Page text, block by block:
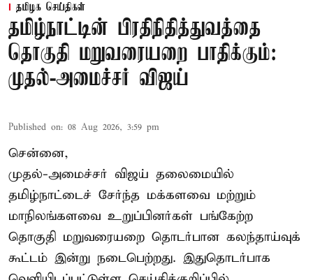
தமிழக செய்திகள்
தமிழ்நாட்டின் பிரதிநிதித்துவத்தை
தொகுதி மறுவரையறை பாதிக்கும்:
முதல்-அமைச்சர் விஜய்
Published on: 08 Aug 2026, 3:59 pm
சென்னை,
முதல்-அமைச்சர் விஜய் தலைமையில்
தமிழ்நாட்டைச் சேர்ந்த மக்களவை மற்றும்
மாநிலங்களவை உறுப்பினர்கள் பங்கேற்ற
தொகுதி மறுவரையறை தொடர்பான கலந்தாய்வுக்
கூட்டம் இன்று நடைபெற்றது. இதுதொடர்பாக